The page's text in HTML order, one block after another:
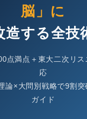
脳」に
造する全技
点満点＋東大二次リ
応
論×大問別戦略で9割突
ガイド